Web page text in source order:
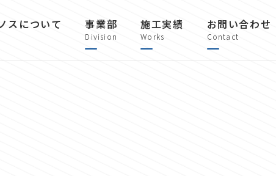
スについて 事業部
Division
施工実績
Works
お問い合わせ
Contact